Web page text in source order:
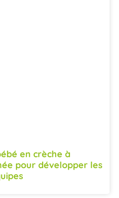
en crèche à
pour développer les